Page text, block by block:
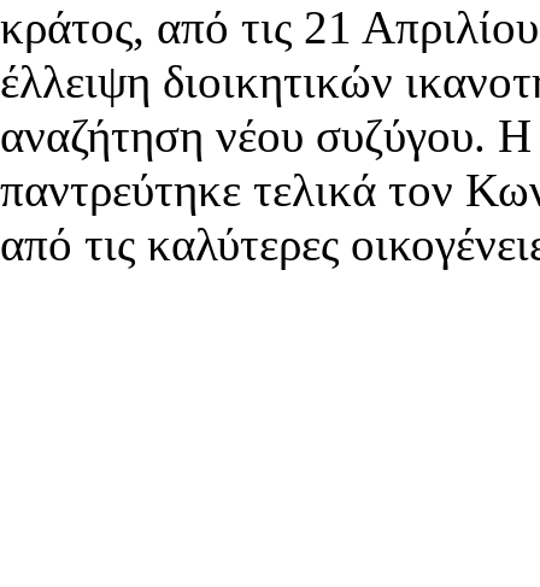
κράτος, από τις 21
έλλειψη διοικητικών
αναζήτηση νέου συζύγου.
παντρεύτηκε τελικά τον
από τις καλύτερες